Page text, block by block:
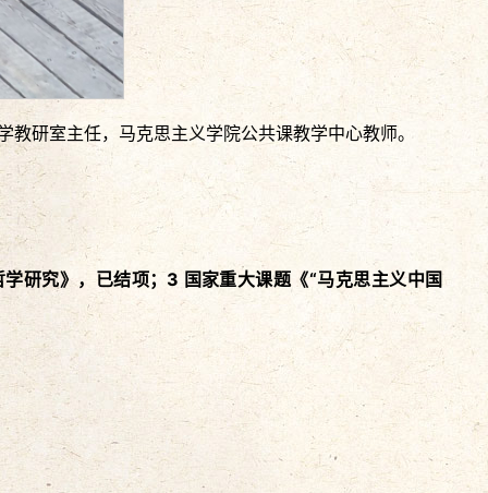
研室主任，马克思主义学院公共课教学中心教师。
研究》，已结项；3 国家重大课题《“马克思主义中国